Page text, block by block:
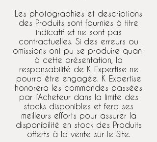
Les photographies et descriptions
des Produits sont fournies à titre
indicatif et ne sont pas
contractuelles. Si des erreurs ou
omissions ont pu se produire quant
à cette présentation, la
responsabilité de K Expertise ne
pourra être engagée. K Expertise
honorera les commandes passées
par l’Acheteur dans la limite des
stocks disponibles et fera ses
meilleurs efforts pour assurer la
disponibilité en stock des Produits
offerts à la vente sur le Site.